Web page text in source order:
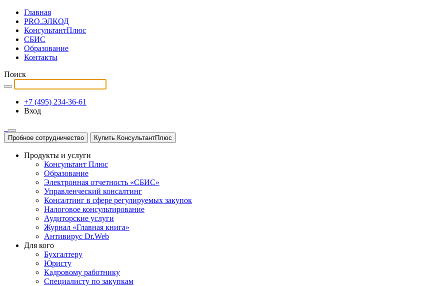
Главная
PRO.ЭЛКОД
КонсультантПлюс
СБИС
Образование
Контакты
Поиск
+7 (495) 234-36-61
Вход
Пробное сотрудничество Купить КонсультантПлюс
Продукты и услуги
Консультант Плюс
Образование
Электронная отчетность «СБИС»
Управленческий консалтинг
Консалтинг в сфере регулируемых закупок
Налоговое консультирование
Аудиторские услуги
Журнал «Главная книга»
Антивирус Dr.Web
Для кого
Бухгалтеру
Юристу
Кадровому работнику
Специалисту по закупкам